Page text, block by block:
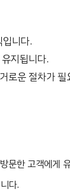
니다.
지됩니다.
로운 절차가 필
문한 고객에게
다.